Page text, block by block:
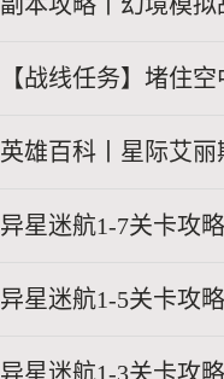
【战线任务】堵住
英雄百科丨星际艾丽
异星迷航1-7关卡攻略
异星迷航1-5关卡攻略
异星迷航1-3关卡攻略